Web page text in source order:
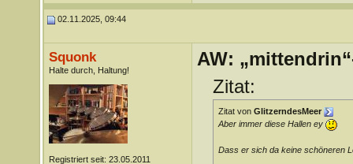
02.11.2025, 09:44
Squonk
Halte durch, Haltung!
Registriert seit: 23.05.2011
AW:
Zitat:
Zitat von GlitzerndesMeer
Aber immer diese Hallen ey
Dass er sich da keine schöneren